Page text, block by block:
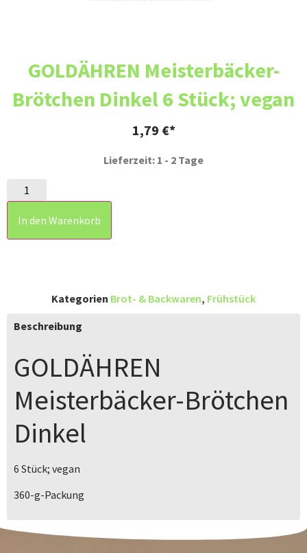
GOLDÄHREN Meisterbäcker-
Brötchen Dinkel 6 Stück; vegan
1,79 €
Lieferzeit: 1 - 2 Tage
In den Warenkorb
Kategorien Brot- & Backwaren, Frühstück
Beschreibung
GOLDÄHREN
Meisterbäcker-Brötchen
Dinkel
6 Stück; vegan
360-g-Packung